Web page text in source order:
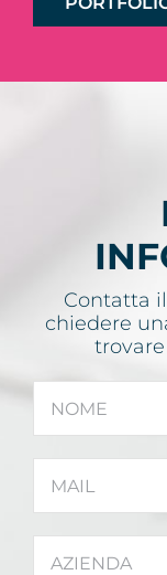
Contatta
chiedere